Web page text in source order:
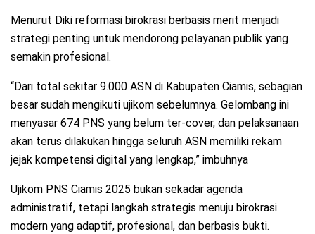
Menurut Diki reformasi birokrasi berbasis merit menjadi
strategi penting untuk mendorong pelayanan publik yang
semakin profesional.
“Dari total sekitar 9.000 ASN di Kabupaten Ciamis, sebagian
besar sudah mengikuti ujikom sebelumnya. Gelombang ini
menyasar 674 PNS yang belum ter-cover, dan pelaksanaan
akan terus dilakukan hingga seluruh ASN memiliki rekam
jejak kompetensi digital yang lengkap,” imbuhnya
Ujikom PNS Ciamis 2025 bukan sekadar agenda
administratif, tetapi langkah strategis menuju birokrasi
modern yang adaptif, profesional, dan berbasis bukti.